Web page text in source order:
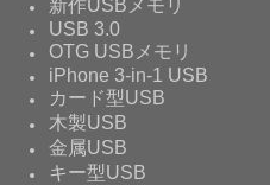
新作USBメモリ
USB 3.0
OTG USBメモリ
iPhone 3-in-1 USB
カード型USB
木製USB
金属USB
キー型USB